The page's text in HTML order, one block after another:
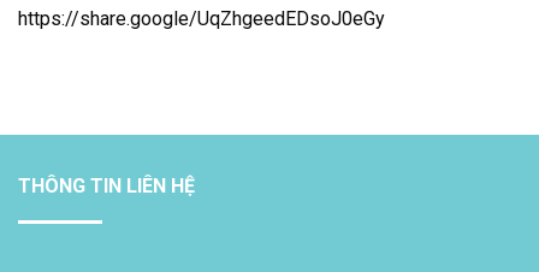
https://share.google/UqZhgeedEDsoJ0eGy
THÔNG TIN LIÊN HỆ